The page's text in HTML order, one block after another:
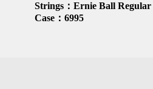
Strings：Ernie Ball Regular
Case：6995